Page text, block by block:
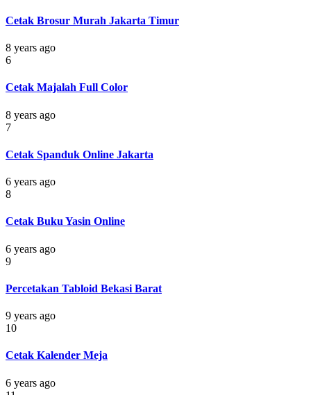
Cetak Brosur Murah Jakarta Timur
8 years ago
6
Cetak Majalah Full Color
8 years ago
7
Cetak Spanduk Online Jakarta
6 years ago
8
Cetak Buku Yasin Online
6 years ago
9
Percetakan Tabloid Bekasi Barat
9 years ago
10
Cetak Kalender Meja
6 years ago